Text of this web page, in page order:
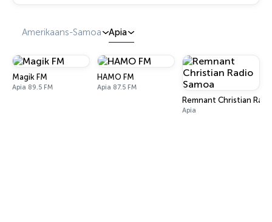
Amerikaans-Samoa Apia
Magik FM
Apia 89.5 FM
HAMO FM
Apia 87.5 FM
Remnant Christian
Apia